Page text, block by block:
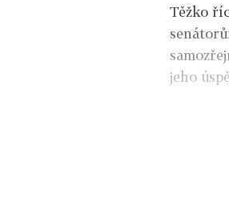
Těžko
jeho